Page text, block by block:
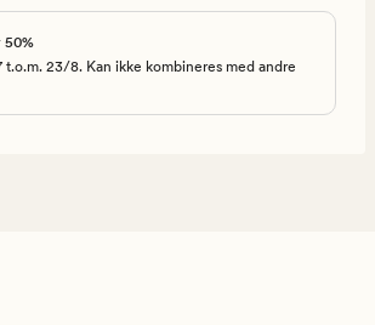
50%
t.o.m. 23/8. Kan ikke kombineres med andre